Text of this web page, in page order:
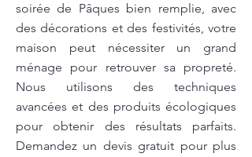
soirée de Pâques bien remplie, avec
des décorations et des festivités, votre
maison peut nécessiter un grand
ménage pour retrouver sa propreté.
Nous utilisons des techniques
avancées et des produits écologiques
pour obtenir des résultats parfaits.
Demandez un devis gratuit pour plus